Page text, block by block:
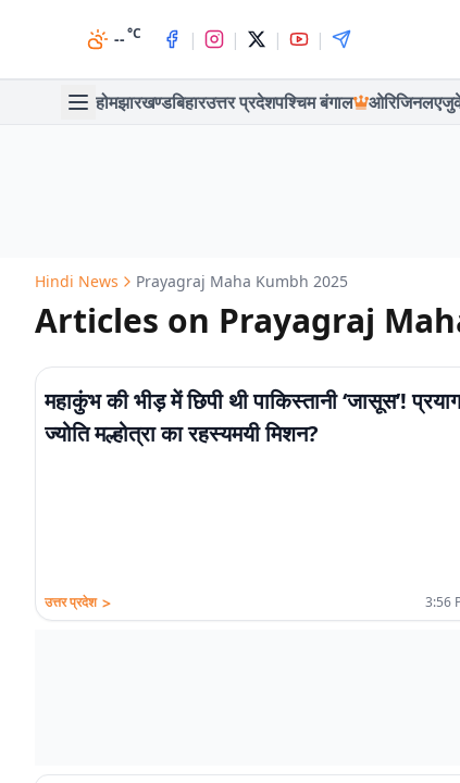
--°C | | | |
होमझारखण्डबिहारउत्तर प्रदेशपश्चिम बंगाल ओरिजिनल
Hindi News Prayagraj Maha Kumbh 2025
Articles on Prayagraj
महाकुंभ की भीड़ में छिपी थी पाकिस्तानी ‘जासूस’!
ज्योति मल्होत्रा का रहस्यमयी मिशन?
उत्तर प्रदेश > 3:56